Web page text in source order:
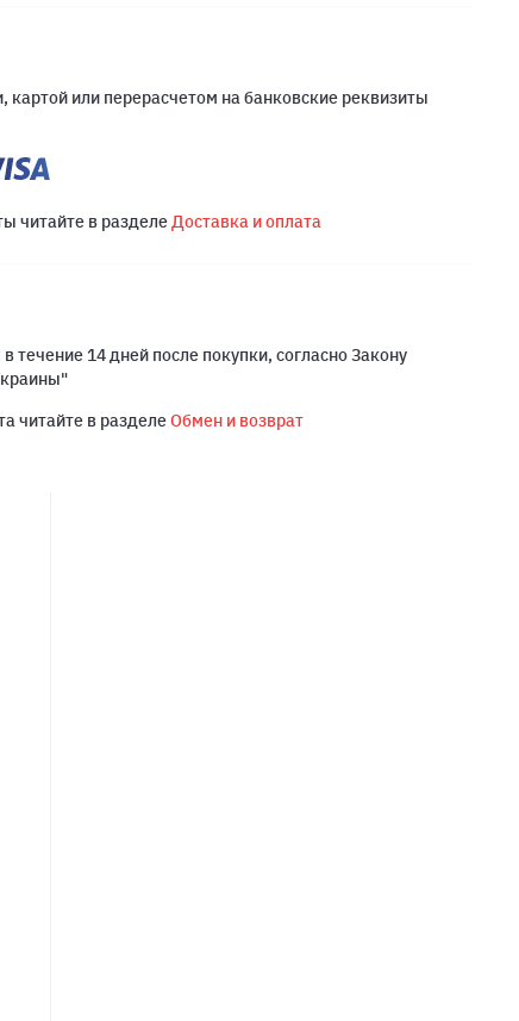
или перерасчетом на банковские реквизиты
читайте в разделеДоставка и оплата
течение 14 дней после покупки, согласно Закону
читайте в разделеОбмен и возврат